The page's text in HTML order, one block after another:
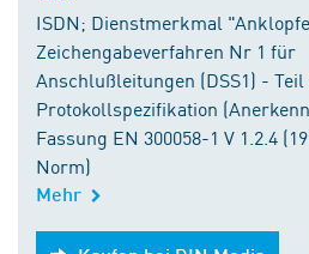
ISDN; Dienstmerkmal
Zeichengabeverfahren Nr 1 für
Anschlußleitungen (DSS1) - Teil
Protokollspezifikation
Fassung EN 300058-1 V 1.2.4
Norm)
Mehr
Kaufen bei DIN Media